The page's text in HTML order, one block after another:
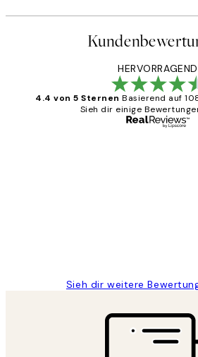
HERVORRAGEND
4.4 von 5 Sternen Basierend auf
Sieh dir einige
Sieh dir weitere